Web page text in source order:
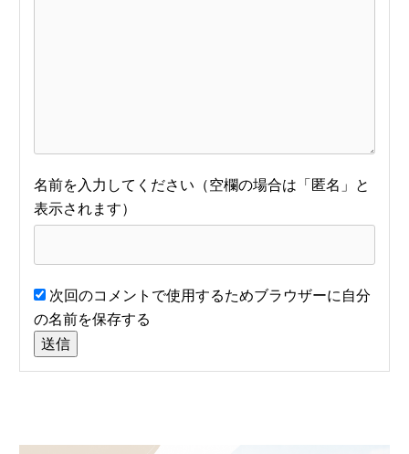
名前
次回のコメントで使用するためブラウザーに自分
の名前を保存する